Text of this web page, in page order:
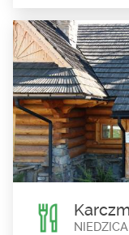
Specjalnością
marynowane
NIEDZICA